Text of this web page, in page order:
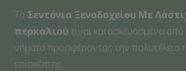
Percalle
144tc
ποσότητα
Τα Σεντόνια Ξενοδοχείου Mε
περκαλιού είναι κατασκευασμένα από
νήματα προσφέροντας την πολυτέλεια
επισκέπτης.